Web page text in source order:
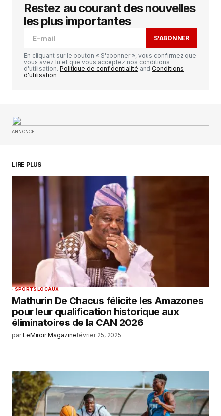
Votre adresse e-mail ne sera pas publiée. Les
champs obligatoires sont indiqués avec
Enregistrer mon nom, mon e-mail et mon
commentaire.
SUBMIT COMMENT
Restez au courant des nouvelles
les plus importantes
S'ABONNER
En cliquant sur le bouton « S'abonner », vous confirmez que
vous avez lu et que vous acceptez nos conditions
d'utilisation. Politique de confidentialité and Conditions
d'utilisation
ANNONCE
LIRE PLUS
SPORTS LOCAUX
Mathurin De Chacus félicite les Amazones
pour leur qualification historique aux
éliminatoires de la CAN 2026
par LeMiroir Magazinefévrier 25, 2025